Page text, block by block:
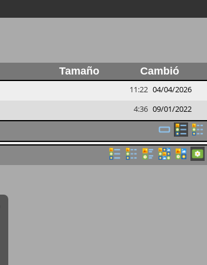
Tamaño Cambió
11:22 04/04/2026
4:36 09/01/2022